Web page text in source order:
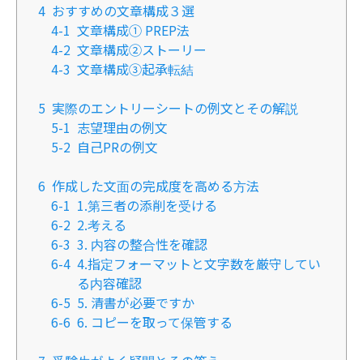
4 おすすめの文章構成３選
4-1 文章構成① PREP法
4-2 文章構成②ストーリー
4-3 文章構成③起承転結
5 実際のエントリーシートの例文とその解説
5-1 志望理由の例文
5-2 自己PRの例文
6 作成した文面の完成度を高める方法
6-1 1.第三者の添削を受ける
6-2 2.考える
6-3 3. 内容の整合性を確認
6-4 4.指定フォーマットと文字数を厳守してい
る内容確認
6-5 5. 清書が必要ですか
6-6 6. コピーを取って保管する